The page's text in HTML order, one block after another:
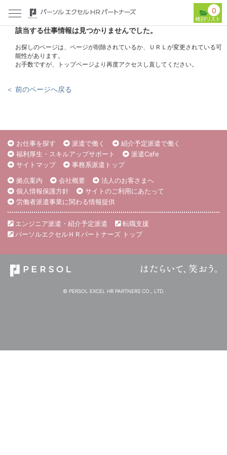
0
該当する仕事情報は見つかりませんでした。
お探しのページは、ページが削除されているか、ＵＲＬが変更されている可
能性があります。
お手数ですが、トップページより再度アクセスし直してください。
＜ 前のページへ戻る
お仕事を探す 派遣で働く
紹介予定派遣で働く
福利厚生・スキルアップサポート
派遣Cafe
サイトマップ
事務系派遣トップ
拠点案内
会社概要
法人のお客さまへ
個人情報保護方針
サイトのご利用にあたって
労働者派遣事業に関わる情報提供
エンジニア派遣・紹介予定派遣
転職支援
パーソルエクセルＨＲパートナーズ トップ
© PERSOL EXCEL HR PARTNERS CO., LTD.